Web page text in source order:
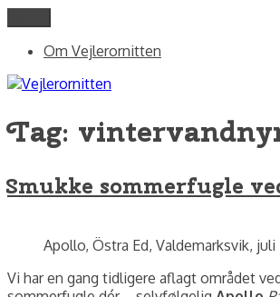
indhold
Vejlerornitten
fotos og skriblerier af Jørgen Peter
Om Vejlerornitten
Tag:
Smukke sommerfugle
Apollo, Östra Ed, Valdemarksvik,
Vi har en gang tidligere aflagt området